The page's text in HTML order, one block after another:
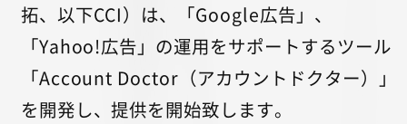
拓、以下CCI）は、「Google広告」、
「Yahoo!広告」の運用をサポートするツール
「Account Doctor（アカウントドクター）」
を開発し、提供を開始致します。